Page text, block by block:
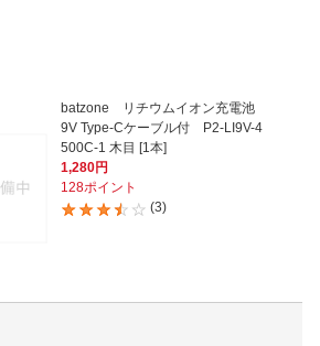
batzone リチウムイオン充電池
9V Type-Cケーブル付 P2-LI9V-4
500C-1 木目 [1本]
1,280円
128ポイント
(3)